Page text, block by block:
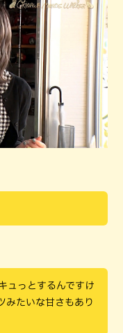
ュっとするんですけ
みたいな甘さもあり